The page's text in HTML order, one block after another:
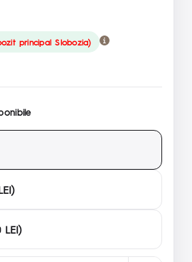
principal Slobozia)
LEI)